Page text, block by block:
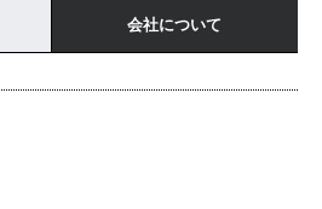
会社について